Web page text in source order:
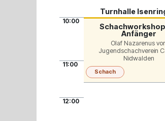
Turnhalle
10:00
Anfänger
Olaf Nazarenus
Jugendschachverein
Nidwalden
Schach
11:00
12:00